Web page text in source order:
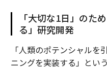
「大切な1日」のた
る」研究開発
「人類のポテンシャルを
ニングを実装する」とい